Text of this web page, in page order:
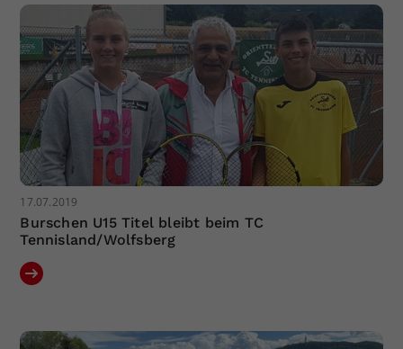
17.07.2019
Burschen U15 Titel bleibt beim TC
Tennisland/Wolfsberg